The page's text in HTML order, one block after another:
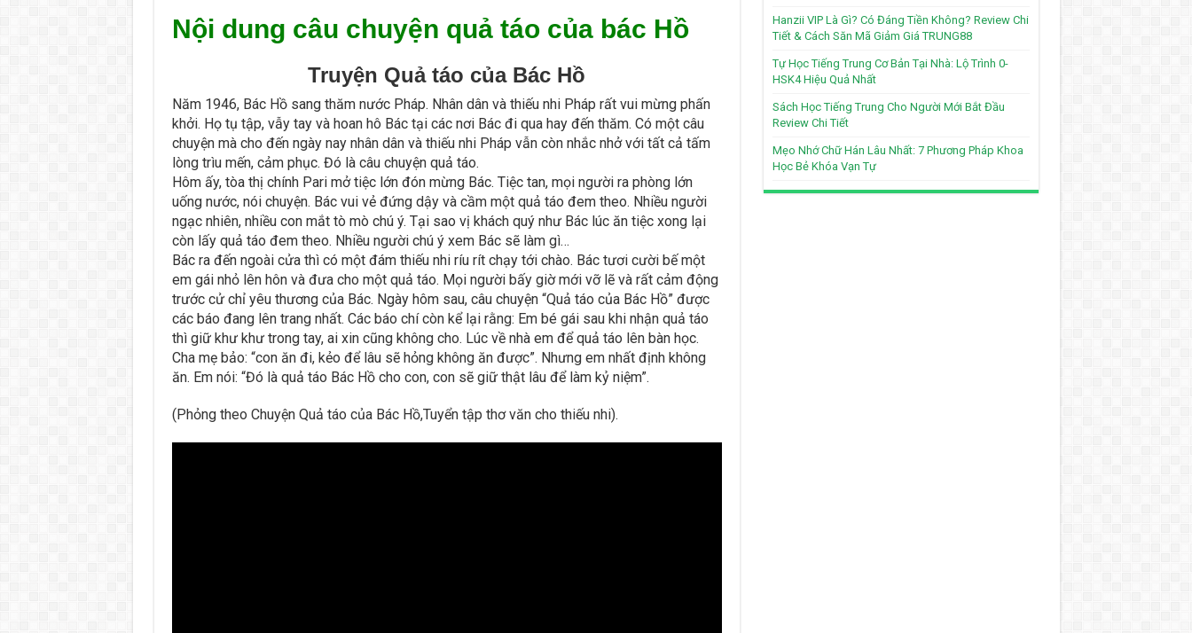
Nội dung câu chuyện quả táo của bác Hồ
Truyện Quả táo của Bác Hồ
Năm 1946, Bác Hồ sang thăm nước Pháp. Nhân dân và thiếu nhi Pháp rất vui mừng phấn
khởi. Họ tụ tập, vẫy tay và hoan hô Bác tại các nơi Bác đi qua hay đến thăm. Có một câu
chuyện mà cho đến ngày nay nhân dân và thiếu nhi Pháp vẫn còn nhắc nhở với tất cả tấm
lòng trìu mến, cảm phục. Đó là câu chuyện quả táo.
Hôm ấy, tòa thị chính Pari mở tiệc lớn đón mừng Bác. Tiệc tan, mọi người ra phòng lớn
uống nước, nói chuyện. Bác vui vẻ đứng dậy và cầm một quả táo đem theo. Nhiều người
ngạc nhiên, nhiều con mắt tò mò chú ý. Tại sao vị khách quý như Bác lúc ăn tiệc xong lại
còn lấy quả táo đem theo. Nhiều người chú ý xem Bác sẽ làm gì…
Bác ra đến ngoài cửa thì có một đám thiếu nhi ríu rít chạy tới chào. Bác tươi cười bế một
em gái nhỏ lên hôn và đưa cho một quả táo. Mọi người bấy giờ mới vỡ lẽ và rất cảm động
trước cử chỉ yêu thương của Bác. Ngày hôm sau, câu chuyện “Quả táo của Bác Hồ” được
các báo đang lên trang nhất. Các báo chí còn kể lại rằng: Em bé gái sau khi nhận quả táo
thì giữ khư khư trong tay, ai xin cũng không cho. Lúc về nhà em để quả táo lên bàn học.
Cha mẹ bảo: “con ăn đi, kẻo để lâu sẽ hỏng không ăn được”. Nhưng em nhất định không
ăn. Em nói: “Đó là quả táo Bác Hồ cho con, con sẽ giữ thật lâu để làm kỷ niệm”.
(Phỏng theo Chuyện Quả táo của Bác Hồ,Tuyển tập thơ văn cho thiếu nhi).
Hanzii VIP Là Gì? Có Đáng Tiền Không? Review Chi
Tiết & Cách Săn Mã Giảm Giá TRUNG88
Tự Học Tiếng Trung Cơ Bản Tại Nhà: Lộ Trình 0-
HSK4 Hiệu Quả Nhất
Sách Học Tiếng Trung Cho Người Mới Bắt Đầu
Review Chi Tiết
Mẹo Nhớ Chữ Hán Lâu Nhất: 7 Phương Pháp Khoa
Học Bẻ Khóa Vạn Tự